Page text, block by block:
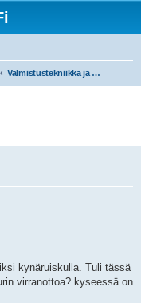
Valmistustekniikka ja työvälineet
kynäruiskulla. Tuli tässä
virranottoa? kyseessä on